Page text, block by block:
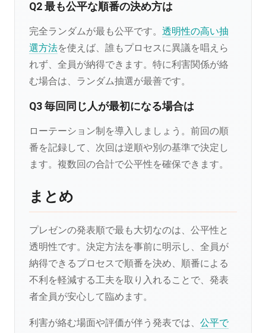
Q2 最も公平な順番の決め方は
完全ランダムが最も公平です。 透明性の高い抽
選方法を使えば、誰もプロセスに異議を唱えら
れず、全員が納得できます。特に利害関係が絡
む場合は、ランダム抽選が最善です。
Q3 毎回同じ人が最初になる場合は
ローテーション制を導入しましょう。前回の順
番を記録して、次回は逆順や別の基準で決定し
ます。複数回の合計で公平性を確保できます。
まとめ
プレゼンの発表順で最も大切なのは、公平性と
透明性です。決定方法を事前に明示し、全員が
納得できるプロセスで順番を決め、順番による
不利を軽減する工夫を取り入れることで、発表
者全員が安心して臨めます。
利害が絡む場面や評価が伴う発表では、 公平で